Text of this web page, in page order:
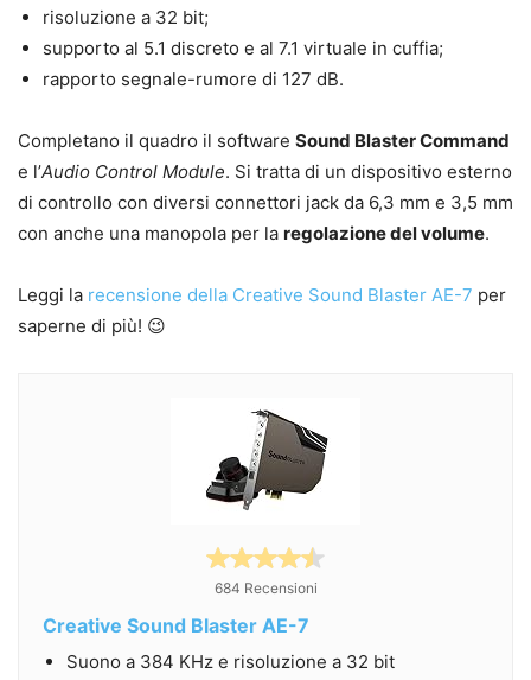
risoluzione a 32 bit;
supporto al 5.1 discreto e al 7.1 virtuale in cuffia;
rapporto segnale-rumore di 127 dB.
Completano il quadro il software Sound Blaster Command
e l’Audio Control Module. Si tratta di un dispositivo esterno
di controllo con diversi connettori jack da 6,3 mm e 3,5 mm
con anche una manopola per la regolazione del volume.
Leggi la recensione della Creative Sound Blaster AE-7 per
saperne di più! 😉
684 Recensioni
Creative Sound Blaster AE-7
Suono a 384 KHz e risoluzione a 32 bit